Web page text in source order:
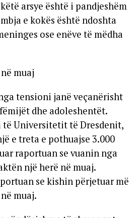
arsye është i pandjeshëm
e kokës është ndoshta
ose enëve të mëdha
muaj
tensioni janë veçanërisht
dhe adoleshentët.
të Universitetit të Dresdenit,
e treta e pothuajse 3.000
raportuan se vuanin nga
një herë në muaj.
se kishin përjetuar më
muaj.